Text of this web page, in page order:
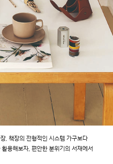
, 책장의 전형적인 시스템 가구보다
용해보자. 편안한 분위기의 서재에서